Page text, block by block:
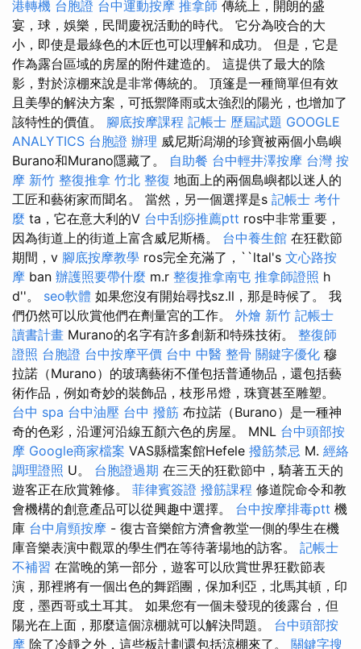
港轉機 台胞證 台中運動按摩 推拿師 傳統上，開朗的盛
宴，球，娛樂，民間慶祝活動的時代。 它分為咬合的大
小，即使是最綠色的木匠也可以理解和成功。 但是，它是
作為露台區域的房屋的附件建造的。 這提供了最大的陰
影，對於涼棚來說是非常傳統的。 頂篷是一種簡單但有效
且美學的解決方案，可抵禦降雨或太強烈的陽光，也增加了
該特性的價值。 腳底按摩課程 記帳士 歷屆試題 GOOGLE
ANALYTICS 台胞證 辦理 威尼斯潟湖的珍寶被兩個小島嶼
Burano和Murano隱藏了。 自助餐 台中輕井澤按摩 台灣 按
摩 新竹 整復推拿 竹北 整復 地面上的兩個島嶼都以迷人的
工匠和藝術家而聞名。 當然，另一個選擇是s 記帳士 考什
麼 ta，它在意大利的V 台中刮痧推薦ptt ros中非常重要，
因為街道上的街道上富含威尼斯橋。 台中養生館 在狂歡節
期間，v 腳底按摩教學 ros完全充滿了，``ltal's 文心路按
摩 ban 辦護照要帶什麼 m.r 整復推拿南屯 推拿師證照 h
d''。 seo軟體 如果您沒有開始尋找sz.ll，那是時候了。 我
們仍然可以欣賞他們在劑量宮的工作。 外燴 新竹 記帳士
讀書計畫 Murano的名字有許多創新和特殊技術。 整復師
證照 台胞證 台中按摩平價 台中 中醫 整骨 關鍵字優化 穆
拉諾（Murano）的玻璃藝術不僅包括普通物品，還包括藝
術作品，例如奇妙的裝飾品，枝形吊燈，珠寶甚至雕塑。
台中 spa 台中油壓 台中 撥筋 布拉諾（Burano）是一種神
奇的色彩，沿運河沿線五顏六色的房屋。 MNL 台中頭部按
摩 Google商家檔案 VAS縣檔案館Hefele 撥筋禁忌 M. 經絡
調理證照 U。 台胞證過期 在三天的狂歡節中，騎著五天的
遊客正在欣賞雜修。 菲律賓簽證 撥筋課程 修道院命令和教
會機構的創意產品可以從興趣中選擇。 台中按摩排毒ptt 機
庫 台中肩頸按摩 - 復古音樂館方濟會教堂一側的學生在機
庫音樂表演中觀眾的學生們在等待著場地的訪客。 記帳士
不補習 在當晚的第一部分，遊客可以欣賞世界狂歡節表
演，那裡將有一個出色的舞蹈團，保加利亞，北馬其頓，印
度，墨西哥或土耳其。 如果您有一個未發現的後露台，但
陽光在上面，那麼這個涼棚就可以解決問題。 台中頭部按
摩 除了冷靜之外，這些板計劃還包括涼棚來了。 關鍵字搜